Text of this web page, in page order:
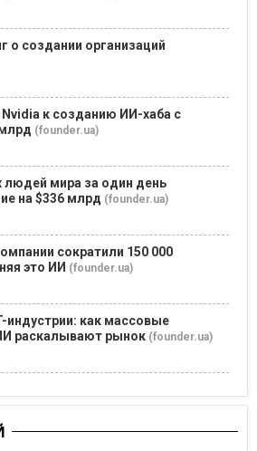
о создании организаций
Nvidia к созданию ИИ-хаба с
(founder.ua)
людей мира за один день
на $336 млрд (founder.ua)
сократили 150 000
это ИИ (founder.ua)
индустрии: как массовые
раскалывают рынок (founder.ua)